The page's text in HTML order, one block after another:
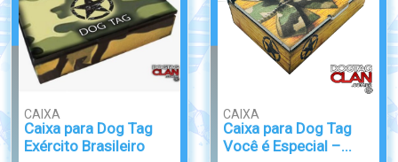
CAIXA
Caixa para Dog Tag
Exército Brasileiro
CAIXA
Caixa para Dog Tag
Você é Especial –...